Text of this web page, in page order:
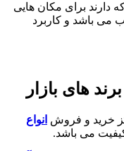
دارند برای مکان هایی
می باشد و کاربرد
خرید و فروش انواع
می باشد.